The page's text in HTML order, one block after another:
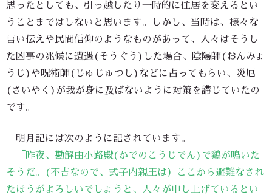
思ったとしても、引っ越したり一時的に住居を変えるとい
うことまではしないと思います。しかし、当時は、様々な
言い伝えや民間信仰のようなものがあって、人々はそうし
た凶事の兆候に遭遇(そうぐう)した場合、陰陽師(おんみょ
うじ)や呪術師(じゅじゅつし)などに占ってもらい、災厄
(さいやく)が我が身に及ばないように対策を講じていたの
です。
明月記には次のように記されています。
「昨夜、勘解由小路殿(かでのこうじでん)で鶏が鳴いた
そうだ。(不吉なので、式子内親王は）ここから避難なされ
たほうがよろしいでしょうと、人々が申し上げているとい